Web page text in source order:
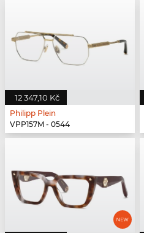
12 347,10 Kč
Philipp Plein
VPP157M - 0544